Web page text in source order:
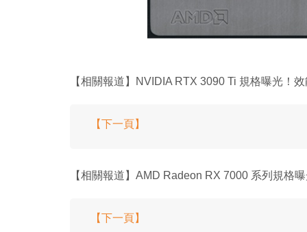
【相關報道】NVIDIA RTX 3090 Ti 規格曝光！
【下一頁】
【相關報道】AMD Radeon RX 7000 系列規格
【下一頁】